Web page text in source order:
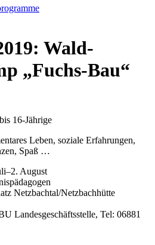
Wald-
„Fuchs-Bau“
16-Jährige
Leben, soziale Erfahrungen,
Spaß …
August
Netzbachtal/Netzbachhütte
Landesgeschäftsstelle, Tel: 06881